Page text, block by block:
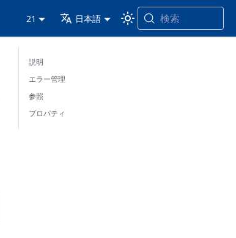
21 日本語 検索
説明
エラー管理
参照
プロパティ